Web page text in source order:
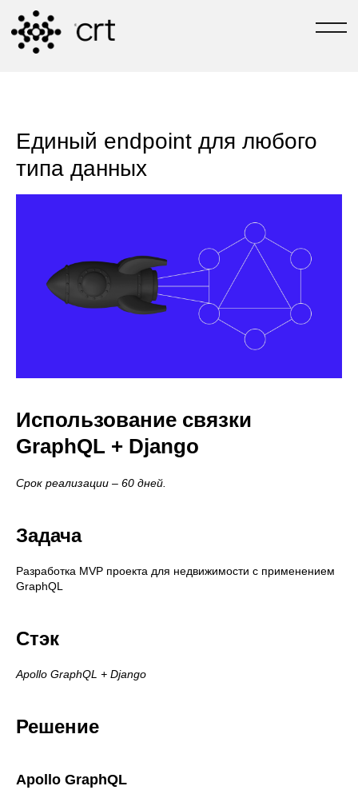
РАЗРАБОТЧИКИ №1 В ТЮМЕНИ
Единый endpoint для любого
типа данных
Использование связки
GraphQL + Django
Срок реализации – 60 дней.
Задача
Разработка MVP проекта для недвижимости с применением
GraphQL
Стэк
Apollo GraphQL + Django
Решение
Apollo GraphQL